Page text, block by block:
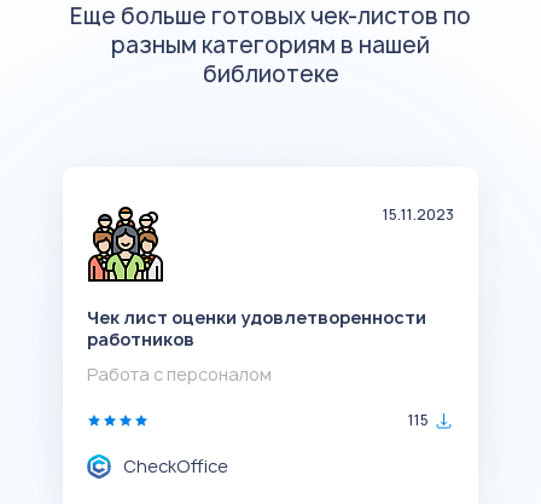
Еще больше готовых чек-листов по
разным категориям в нашей
библиотеке
15.11.2023
Чек лист оценки удовлетворенности
работников
Работа с персоналом
115
CheckOffice